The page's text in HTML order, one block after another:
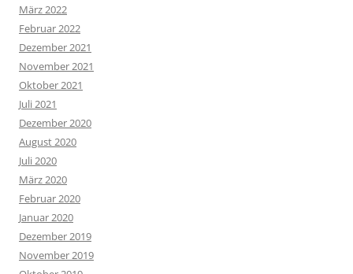
März 2022
Februar 2022
Dezember 2021
November 2021
Oktober 2021
Juli 2021
Dezember 2020
August 2020
Juli 2020
März 2020
Februar 2020
Januar 2020
Dezember 2019
November 2019